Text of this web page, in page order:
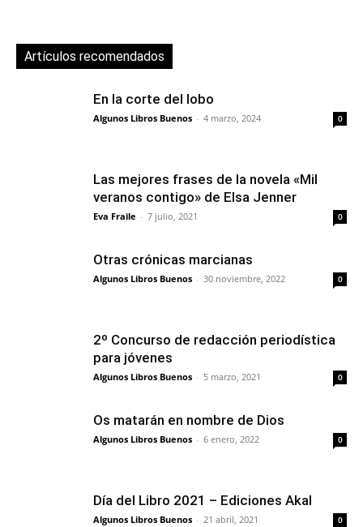
Artículos recomendados
En la corte del lobo
Algunos Libros Buenos - 4 marzo, 2024 0
Las mejores frases de la novela «Mil
veranos contigo» de Elsa Jenner
Eva Fraile - 7 julio, 2021 0
Otras crónicas marcianas
Algunos Libros Buenos - 30 noviembre, 2022 0
2º Concurso de redacción periodística
para jóvenes
Algunos Libros Buenos - 5 marzo, 2021 0
Os matarán en nombre de Dios
Algunos Libros Buenos - 6 enero, 2022 0
Día del Libro 2021 – Ediciones Akal
Algunos Libros Buenos - 21 abril, 2021 0